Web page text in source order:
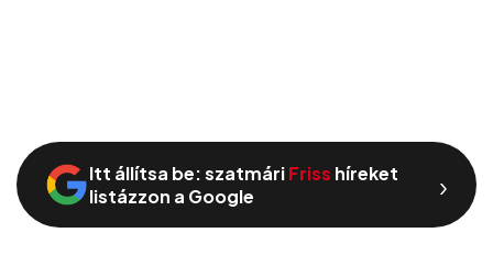
Itt állítsa be: szatmáriFriss híreket
listázzon a Google
›